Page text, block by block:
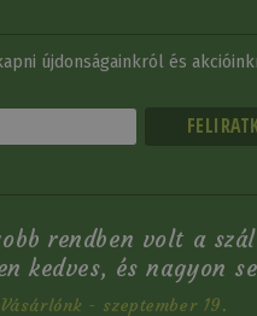
újdonságainkról és
rendben volt a
kedves, és nagyon
- szeptember 19.